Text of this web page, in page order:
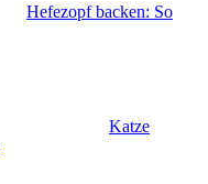
Hefezopf backen: So
Katze